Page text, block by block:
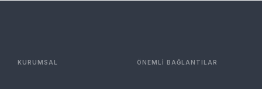
KURUMSAL ÖNEMLİ BAĞLANTILAR